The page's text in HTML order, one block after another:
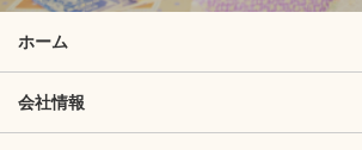
ホーム
会社情報